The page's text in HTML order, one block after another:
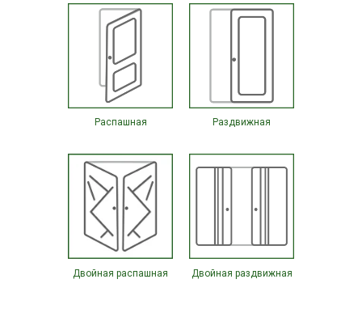
Распашная Раздвижная
Двойная распашная Двойная раздвижная